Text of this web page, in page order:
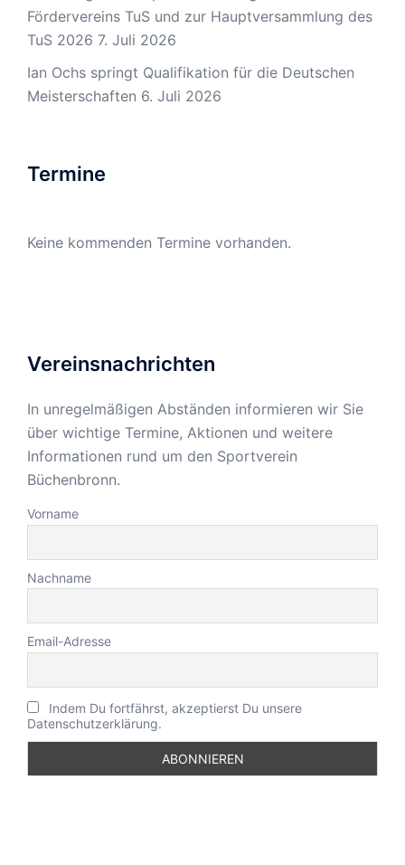
Fördervereins TuS und zur Hauptversammlung des
TuS 2026 7. Juli 2026
Ian Ochs springt Qualifikation für die Deutschen
Meisterschaften 6. Juli 2026
Termine
Keine kommenden Termine vorhanden.
Vereinsnachrichten
In unregelmäßigen Abständen informieren wir Sie
über wichtige Termine, Aktionen und weitere
Informationen rund um den Sportverein
Büchenbronn.
Vorname
Nachname
Email-Adresse
Indem Du fortfährst, akzeptierst Du unsere
Datenschutzerklärung.